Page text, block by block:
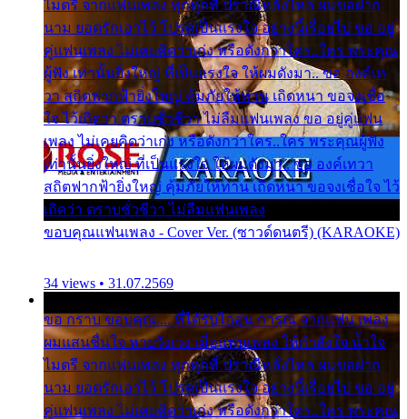
ไมตรี จากแฟนเพลง ทุกทุกที่ ปราณีหลั่งไหล ผมขอฝาก
นาม ยอดรักเอาไว้ โปรดเป็นแรงใจ อย่างนี้เรื่อยไป ขอ อยู่
คู่แฟนเพลง ไม่เคยคิดว่าเก่ง หรือดังกว่าใคร..ใคร พระคุณ
ผู้ฟัง เท่านั้นยิ่งใหญ่ ที่เป็นแรงใจ ให้ผมดังมา.. ขอ องค์เท
วา สถิตฟากฟ้ายิ่งใหญ่ คุ้มภัยให้ท่าน เถิดหนา ขอจงเชื่อ
ใจ ไว้เถิดว่า ตราบชั่วชีวา ไม่ลืมแฟนเพลง ขอ อยู่คู่แฟน
เพลง ไม่เคยคิดว่าเก่ง หรือดังกว่าใคร..ใคร พระคุณผู้ฟัง
เท่านั้นยิ่งใหญ่ ที่เป็นแรงใจ ให้ผมดังมา.. ขอ องค์เทวา
สถิตฟากฟ้ายิ่งใหญ่ คุ้มภัยให้ท่าน เถิดหนา ขอจงเชื่อใจ ไว้
เถิดว่า ตราบชั่วชีวา ไม่ลืมแฟนเพลง
ขอบคุณแฟนเพลง - Cover Ver. (ซาวด์ดนตรี) (KARAOKE)
34 views • 31.07.2569
ขอ กราบ ขอบคุณ.... ที่ได้รับไออุ่น การุณ จากแฟน เพลง
ผมแสนชื่นใจ หายวังเวง เมื่อแฟนเพลง ให้กำลังใจ น้ำใจ
ไมตรี จากแฟนเพลง ทุกทุกที่ ปราณีหลั่งไหล ผมขอฝาก
นาม ยอดรักเอาไว้ โปรดเป็นแรงใจ อย่างนี้เรื่อยไป ขอ อยู่
คู่แฟนเพลง ไม่เคยคิดว่าเก่ง หรือดังกว่าใคร..ใคร พระคุณ